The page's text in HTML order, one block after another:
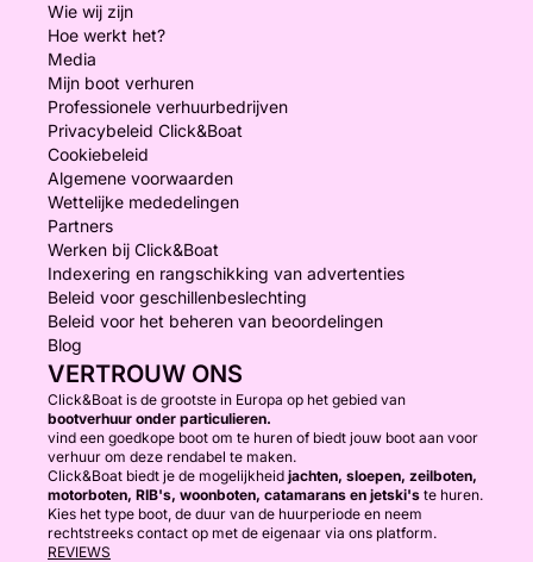
Wie wij zijn
Hoe werkt het?
Media
Mijn boot verhuren
Professionele verhuurbedrijven
Privacybeleid Click&Boat
Cookiebeleid
Algemene voorwaarden
Wettelijke mededelingen
Partners
Werken bij Click&Boat
Indexering en rangschikking van advertenties
Beleid voor geschillenbeslechting
Beleid voor het beheren van beoordelingen
Blog
VERTROUW ONS
Click&Boat is de grootste in Europa op het gebied van
bootverhuur onder particulieren.
vind een goedkope boot om te huren of biedt jouw boot aan voor
verhuur om deze rendabel te maken.
Click&Boat biedt je de mogelijkheid jachten, sloepen, zeilboten,
motorboten, RIB's, woonboten, catamarans en jetski's te huren.
Kies het type boot, de duur van de huurperiode en neem
rechtstreeks contact op met de eigenaar via ons platform.
REVIEWS